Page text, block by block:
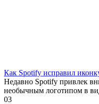
Как Spotify исправил
Недавно Spotify привлек
необычным логотипом в
03